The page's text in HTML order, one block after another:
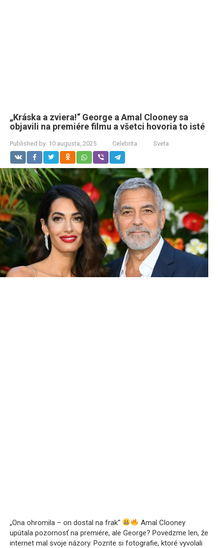
„Kráska a zviera!“ George a Amal Clooney sa
objavili na premiére filmu a všetci hovoria to isté
Published by: 10 augusta, 2025 Celebrita Sveta
„Ona ohromila – on dostal na frak“
Amal Clooney
upútala pozornosť na premiére, ale George? Povedzme len, že
internet mal svoje názory. Pozrite si fotografie, ktoré vyvolali